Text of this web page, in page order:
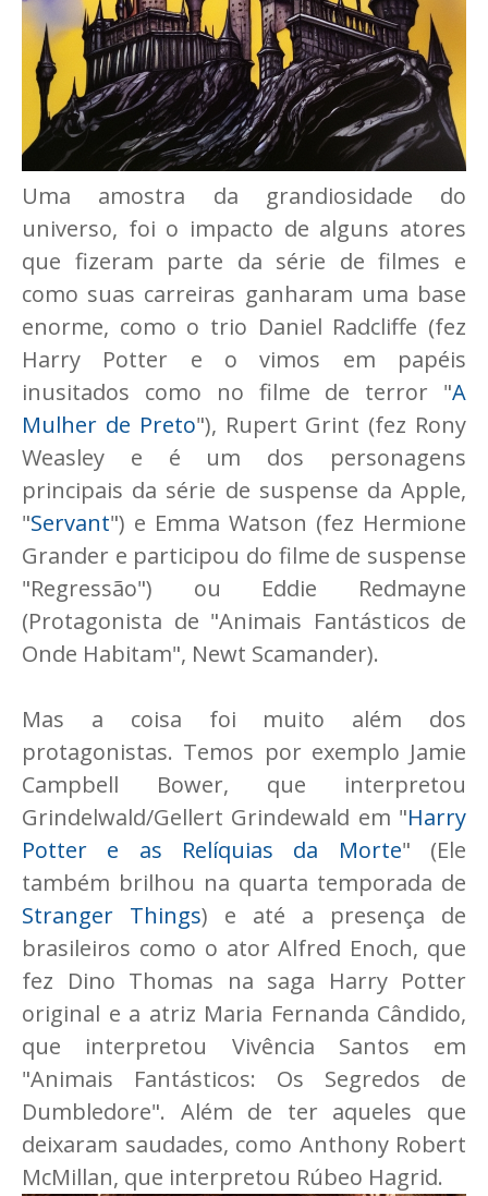
Uma amostra da grandiosidade do
universo, foi o impacto de alguns atores
que fizeram parte da série de filmes e
como suas carreiras ganharam uma base
enorme, como o trio Daniel Radcliffe (fez
Harry Potter e o vimos em papéis
inusitados como no filme de terror "A
Mulher de Preto"), Rupert Grint (fez Rony
Weasley e é um dos personagens
principais da série de suspense da Apple,
"Servant") e Emma Watson (fez Hermione
Grander e participou do filme de suspense
"Regressão") ou Eddie Redmayne
(Protagonista de "Animais Fantásticos de
Onde Habitam", Newt Scamander).
Mas a coisa foi muito além dos
protagonistas. Temos por exemplo Jamie
Campbell Bower, que interpretou
Grindelwald/Gellert Grindewald em "Harry
Potter e as Relíquias da Morte" (Ele
também brilhou na quarta temporada de
Stranger Things) e até a presença de
brasileiros como o ator Alfred Enoch, que
fez Dino Thomas na saga Harry Potter
original e a atriz Maria Fernanda Cândido,
que interpretou Vivência Santos em
"Animais Fantásticos: Os Segredos de
Dumbledore". Além de ter aqueles que
deixaram saudades, como Anthony Robert
McMillan, que interpretou Rúbeo Hagrid.